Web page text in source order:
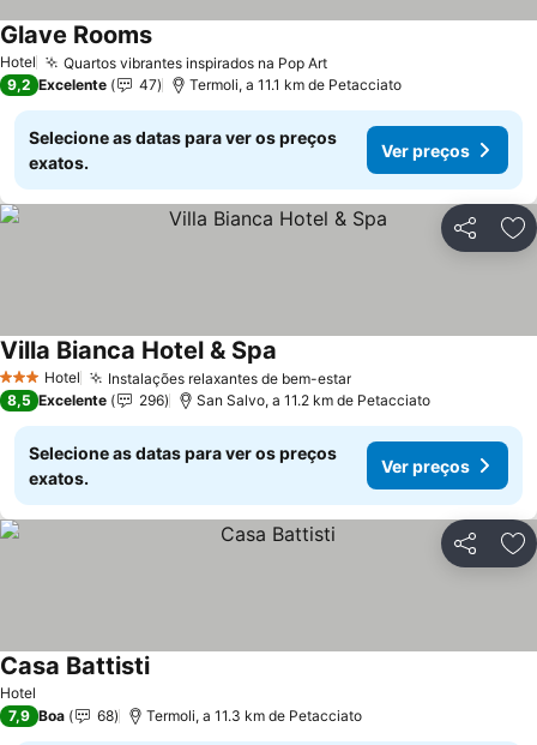
Hotel Quartos vibrantes inspirados na Pop ArtVer preços
Glave RoomsVer preços
9,2 Excelente 47 Termoli, a 11.1 km de Petacciato
Selecione as datas para ver os preços
exatos.
Ver preços
Partilhar
3 EstrelasHotel Instalações relaxantes de bem-estarVer preços
Villa Bianca Hotel & Spa
8,5 Excelente 296 San Salvo, a 11.2 km de Petacciato
Selecione as datas para ver os preços
exatos.
Ver preços
Partilhar
Hotel
Casa BattistiVer preços
7,9 Boa 68 Termoli, a 11.3 km de Petacciato